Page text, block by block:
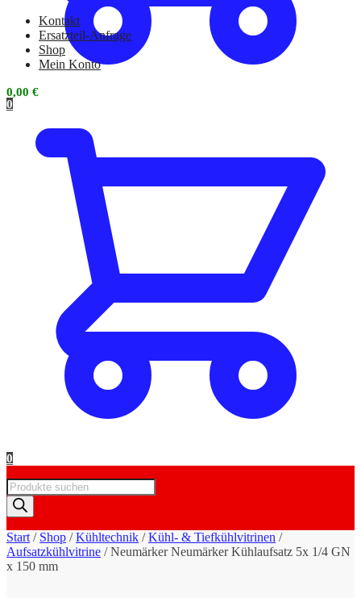
0
Kontakt
Ersatzteil-Anfrage
Shop
Mein Konto
0,00 €
0
Products
search
Start / Shop /Kühltechnik /Kühl- & Tiefkühlvitrinen /
Aufsatzkühlvitrine /Neumärker Neumärker Kühlaufsatz 5x 1/4 GN
x 150 mm